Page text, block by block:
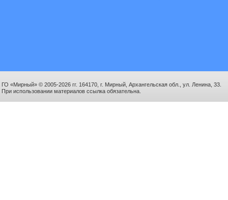
ГО «Мирный» © 2005-2026 гг. 164170, г. Мирный, Архангельская обл., ул. Ленина, 33.
При использовании материалов ссылка обязательна.